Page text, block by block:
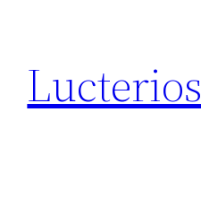
contenu
Lucterios